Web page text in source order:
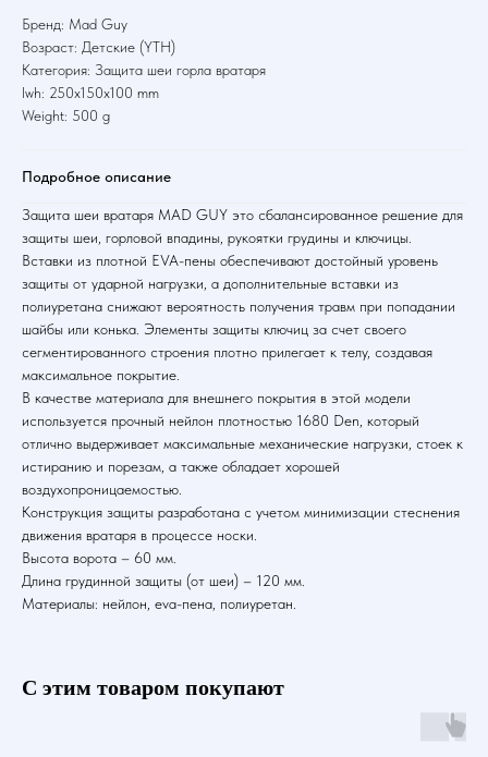
Бренд: Mad Guy
Возраст: Детские (YTH)
Категория: Защита шеи горла вратаря
lwh: 250x150x100 mm
Weight: 500 g
Подробное описание
Защита шеи вратаря MAD GUY это сбалансированное решение для
защиты шеи, горловой впадины, рукоятки грудины и ключицы.
Вставки из плотной EVA-пены обеспечивают достойный уровень
защиты от ударной нагрузки, а дополнительные вставки из
полиуретана снижают вероятность получения травм при попадании
шайбы или конька. Элементы защиты ключиц за счет своего
сегментированного строения плотно прилегает к телу, создавая
максимальное покрытие.
В качестве материала для внешнего покрытия в этой модели
используется прочный нейлон плотностью 1680 Den, который
отлично выдерживает максимальные механические нагрузки, стоек к
истиранию и порезам, а также обладает хорошей
воздухопроницаемостью.
Конструкция защиты разработана с учетом минимизации стеснения
движения вратаря в процессе носки.
Высота ворота – 60 мм.
Длина грудинной защиты (от шеи) – 120 мм.
Материалы: нейлон, eva-пена, полиуретан.
С этим товаром покупают